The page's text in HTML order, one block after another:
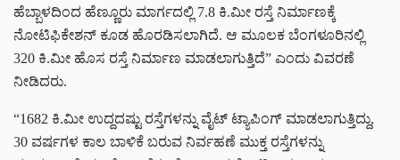
ಹೆಬ್ಬಾಳದಿಂದ ಹೆಣ್ಣೂರು ಮಾರ್ಗದಲ್ಲಿ 7.8 ಕಿ.ಮೀ ರಸ್ತೆ ನಿರ್ಮಾಣಕ್ಕೆ
ನೋಟಿಫಿಕೇಶನ್ ಕೂಡ ಹೊರಡಿಸಲಾಗಿದೆ. ಆ ಮೂಲಕ ಬೆಂಗಳೂರಿನಲ್ಲಿ
320 ಕಿ.ಮೀ ಹೊಸ ರಸ್ತೆ ನಿರ್ಮಾಣ ಮಾಡಲಾಗುತ್ತಿದೆ” ಎಂದು ವಿವರಣೆ
ನೀಡಿದರು.
“1682 ಕಿ.ಮೀ ಉದ್ದದಷ್ಟು ರಸ್ತೆಗಳನ್ನು ವೈಟ್ ಟ್ಯಾಪಿಂಗ್ ಮಾಡಲಾಗುತ್ತಿದ್ದು,
30 ವರ್ಷಗಳ ಕಾಲ ಬಾಳಿಕೆ ಬರುವ ನಿರ್ವಹಣೆ ಮುಕ್ತ ರಸ್ತೆಗಳನ್ನು